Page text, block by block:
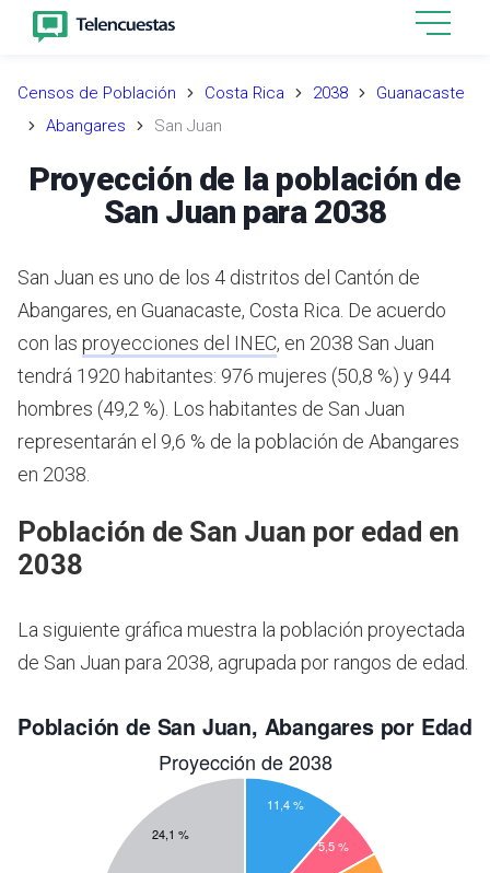
Censos de Población Costa Rica 2038
Guanacaste
Abangares
San Juan
Proyección de la población de
San Juan para 2038
San Juan es uno de los 4 distritos del Cantón de
Abangares, en Guanacaste, Costa Rica. De acuerdo
con las proyecciones del INEC, en 2038 San Juan
tendrá 1920 habitantes: 976 mujeres (50,8 %) y 944
hombres (49,2 %). Los habitantes de San Juan
representarán el 9,6 % de la población de Abangares
en 2038.
Población de San Juan por edad en
2038
La siguiente gráfica muestra la población proyectada
de San Juan para 2038, agrupada por rangos de edad.